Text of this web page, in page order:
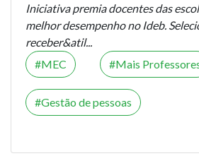
Iniciativa premia docentes das
melhor desempenho no Ideb.
receber&atil...
MEC
Mais
Gestão de pessoas